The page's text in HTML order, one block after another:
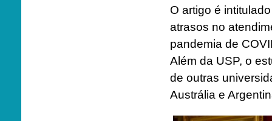
O artigo é
atrasos no
pandemia de
Além da USP, o
de outras
Austrália e